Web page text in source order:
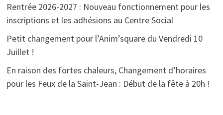
Rentrée 2026-2027 : Nouveau fonctionnement pour les
inscriptions et les adhésions au Centre Social
Petit changement pour l’Anim’square du Vendredi 10
Juillet !
En raison des fortes chaleurs, Changement d’horaires
pour les Feux de la Saint-Jean : Début de la fête à 20h !